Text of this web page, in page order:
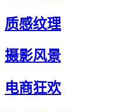
质感纹理
摄影风景
电商狂欢